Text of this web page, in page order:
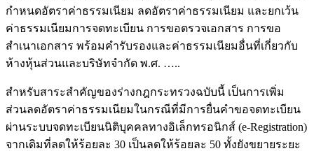
กำหนดอัตราค่าธรรมเนียม ลดอัตราค่าธรรมเนียม และยกเว้น
ค่าธรรมเนียมการจดทะเบียน การขอตรวจเอกสาร การขอ
สำเนาเอกสาร พร้อมคำรับรองและค่าธรรมเนียมอื่นที่เกี่ยวกับ
ห้างหุ้นส่วนและบริษัทจำกัด พ.ศ. …..
สำหรับสาระสำคัญของร่างกฎกระทรวงฉบับนี้ เป็นการเพิ่ม
ส่วนลดอัตราค่าธรรมเนียมในกรณีที่มีการยื่นคำขอจดทะเบียน
ผ่านระบบจดทะเบียนนิติบุคคลทางอิเล็กทรอนิกส์ (e-Registration)
จากเดิมที่ลดให้ร้อยละ 30 เป็นลดให้ร้อยละ 50 ทั้งยังขยายระยะ